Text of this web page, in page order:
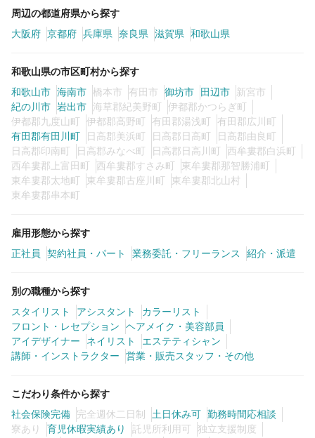
周辺の都道府県から探す
大阪府 京都府 兵庫県 奈良県 滋賀県 和歌山県
和歌山県の市区町村から探す
和歌山市 海南市 橋本市 有田市 御坊市 田辺市
新宮市
紀の川市 岩出市 海草郡紀美野町
伊都郡かつらぎ町
伊都郡九度山町
伊都郡高野町 有田郡湯浅町
有田郡広川町
有田郡有田川町
日高郡美浜町 日高郡日高町
日高郡由良町
日高郡印南町
日高郡みなべ町 日高郡日高川町
西牟婁郡白浜町
西牟婁郡上富田町
西牟婁郡すさみ町
東牟婁郡那智勝浦町
東牟婁郡太地町
東牟婁郡古座川町
東牟婁郡北山村
東牟婁郡串本町
雇用形態から探す
正社員
契約社員・パート 業務委託・フリーランス 紹介・派遣
別の職種から探す
スタイリスト
アシスタント
カラーリスト
フロント・レセプション
ヘアメイク・美容部員
アイデザイナー
ネイリスト
エステティシャン
講師・インストラクター
営業・販売スタッフ・その他
こだわり条件から探す
社会保険完備
完全週休二日制 土日休み可 勤務時間応相談
寮あり
育児休暇実績あり 託児所利用可
独立支援制度